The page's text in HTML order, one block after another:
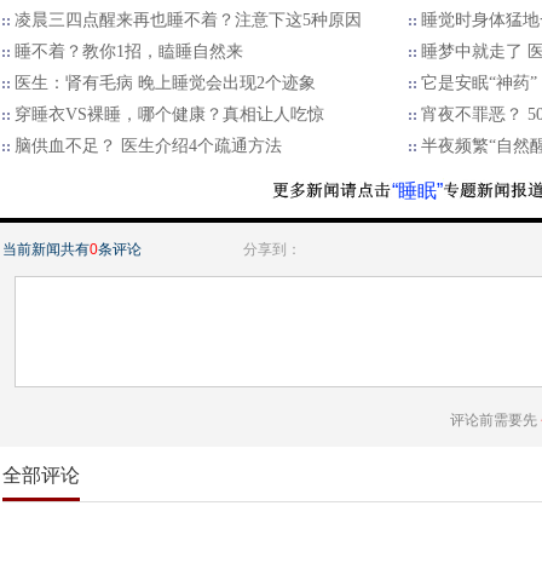
凌晨三四点醒来再也睡不着？注意下这5种原因
睡觉时身体猛
睡不着？教你1招，瞌睡自然来
睡梦中就走了
医生：肾有毛病 晚上睡觉会出现2个迹象
它是安眠“神药
穿睡衣VS裸睡，哪个健康？真相让人吃惊
宵夜不罪恶？
脑供血不足？ 医生介绍4个疏通方法
半夜频繁“自然
“睡眠”
当前新闻共有0条评论 分享到：
评论前需要先
全部评论